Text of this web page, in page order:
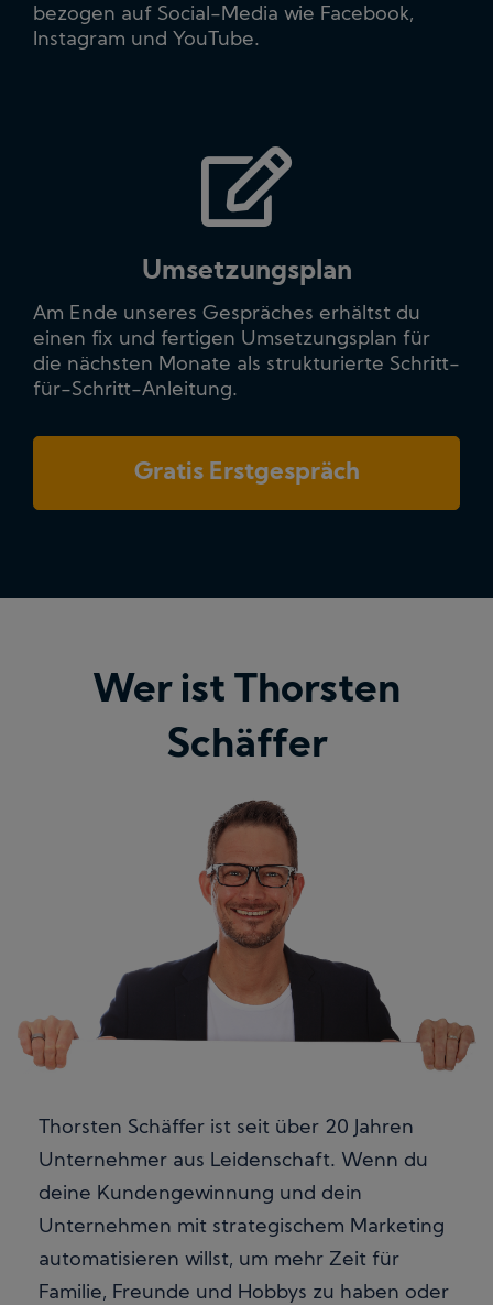
bezogen auf Social-Media wie Facebook,
Instagram und YouTube.
Umsetzungsplan
Am Ende unseres Gespräches erhältst du
einen fix und fertigen Umsetzungsplan für
die nächsten Monate als strukturierte Schritt-
für-Schritt-Anleitung.
Gratis Erstgespräch
Wer ist Thorsten
Schäffer
Thorsten Schäffer ist seit über 20 Jahren
Unternehmer aus Leidenschaft. Wenn du
deine Kundengewinnung und dein
Unternehmen mit strategischem Marketing
automatisieren willst, um mehr Zeit für
Familie, Freunde und Hobbys zu haben oder